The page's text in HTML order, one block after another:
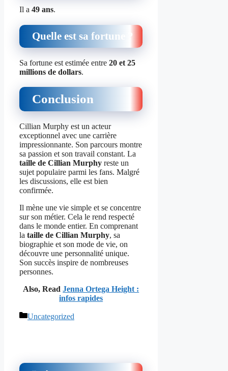
Il a 49 ans.
Quelle est sa fortune ?
Sa fortune est estimée entre 20 et 25
millions de dollars.
Conclusion
Cillian Murphy est un acteur
exceptionnel avec une carrière
impressionnante. Son parcours montre
sa passion et son travail constant. La
taille de Cillian Murphy reste un
sujet populaire parmi les fans. Malgré
les discussions, elle est bien
confirmée.
Il mène une vie simple et se concentre
sur son métier. Cela le rend respecté
dans le monde entier. En comprenant
la taille de Cillian Murphy, sa
biographie et son mode de vie, on
découvre une personnalité unique.
Son succès inspire de nombreuses
personnes.
Also, ReadJenna Ortega Height :
infos rapides
Catégories
Uncategorized